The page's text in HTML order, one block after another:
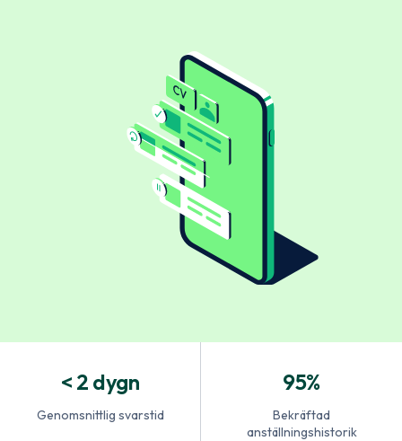
< 2 dygn
Genomsnittlig svarstid
95%
Bekräftad
anställningshistorik